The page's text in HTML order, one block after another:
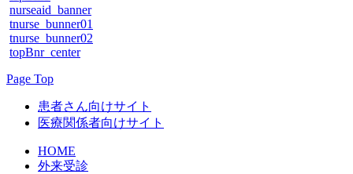
nurseaid_banner
tnurse_bunner01
tnurse_bunner02
topBnr_center
Page Top
患者さん向けサイト
医療関係者向けサイト
HOME
外来受診